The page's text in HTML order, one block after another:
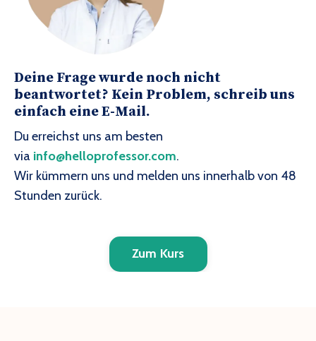
Deine Frage wurde noch nicht
beantwortet? Kein Problem, schreib uns
einfach eine E-Mail.
Du erreichst uns am besten
via info@helloprofessor.com.
Wir kümmern uns und melden uns innerhalb von 48
Stunden zurück.
Zum Kurs